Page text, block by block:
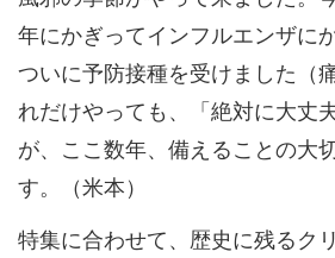
年にかぎってインフルエンザに
ついに予防接種を受けました（
れだけやっても、「絶対に大丈
が、ここ数年、備えることの大
す。（米本）
特集に合わせて、歴史に残るク